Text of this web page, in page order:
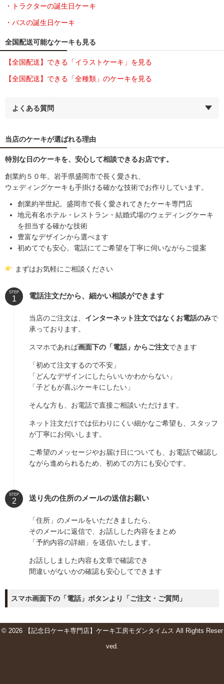
・トラクターの誕生日ケーキ
・バスの誕生日ケーキ
全国配送可能なケーキも見る
【全国配送】できる「イラストケーキ」を見る
【全国配送】できる「全種類」のケーキを見る
よくある質問
当店のケーキが選ばれる理由
特別な日のケーキを、安心して相談できるお店です。
創業約５０年。岩手県盛岡市で長く愛され、
ウェディングケーキも手掛ける確かな技術でお作りしています。
創業約半世紀。盛岡市で長く愛されてきたケーキ専門店
地元有名ホテル・レストラン・結婚式場のウェディングケーキ
を担当する確かな技術
豊富なデザインから選べます
初めてでも安心。電話にてご希望を丁寧に伺いながらご提案
まずはお気軽にご相談ください
STEP 電話注文だから、細かい相談ができます
当店のご注文は、 インターネット注文ではなくお電話のみで
承っております。
スマホであれば画面下の「電話」からご注文できます
「初めて注文するので不安」
「どんなデザインにしたらいいかわからない」
「子どもが喜ぶケーキにしたい」
そんな方も、お電話で直接ご相談いただけます。
ネット注文だけでは伝わりにくい細かなご希望も、スタッフ
が丁寧にお伺いします。
ご希望のメッセージやお届け日についても、お電話で確認し
ながら進められるため、初めての方にも安心です。
STEP 送り先の住所のメールの送信お願い
「住所」のメールをいただきましたら、
そのメールに返信で、お話しした内容をまとめ
「予約内容の詳細」を送信いたします。
お話ししました内容も文章で確認でき
間違いがないかの確認も安心してできます
スマホ画面下の「電話」ボタンより「ご注文・ご質問」
© 2026 【記念日ケーキ専門店】ケーキ工房モダンタイムス All Rights Reser
ved.